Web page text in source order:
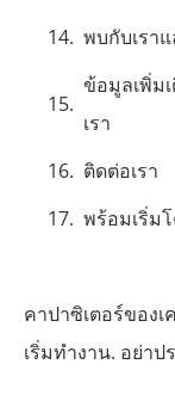
พบกับเรา
ข้อมูลเพิ่ม
เรา
ติดต่อเรา
พร้อมเริ่ม
คาปาซิเตอร์ของ
เริ่มทำงาน. อย่าป